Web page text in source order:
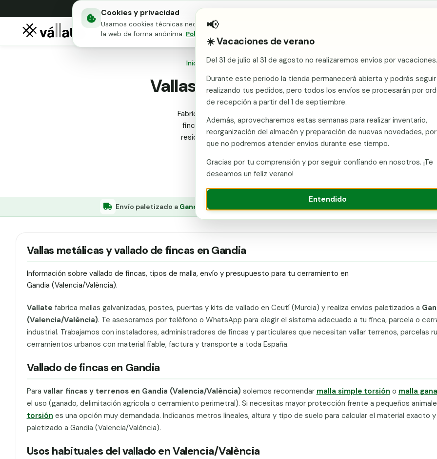
Cookies y privacidad
Usamos cookies técnicas necesarias y, con tu consentimiento, cookies de análisis para mejorar
la web de forma anónima. Política de cookies
📢
☀️ Vacaciones de verano
Del 31 de julio al 31 de agosto no realizaremos envíos por vacaciones.
Durante este periodo la tienda permanecerá abierta y podrás seguir
realizando tus pedidos, pero todos los envíos se procesarán por
de recepción a partir del 1 de septiembre.
Además, aprovecharemos estas semanas para realizar inventario,
reorganización del almacén y preparación de nuevas novedades,
que no podremos atender envíos durante ese tiempo.
Gracias por tu comprensión y por seguir confiando en nosotros. ¡Te
deseamos un feliz verano!
Entendido
Mallas metálicas Puertas para vallado
Inicio /Comunidades/ Valencia/València /Vallas metálicas y vallado de fincas
Vallas metálicas y vallado de fincas
Fabricante en Murcia con envío a Gandia (Valencia/València). Vallas
fincas: mallas, postes, puertas y kits. Combinación de uso agrícola en la
residencial en la costa y demanda industrial en el interior. Presupuesto sin
Llamar ahora Ver catálogo Presupuesto
Envío paletizado a Gandia (Valencia/València)
Vallas metálicas y vallado de fincas en Gandia
Información sobre vallado de fincas, tipos de malla, envío y presupuesto para tu cerramiento en
Gandia (Valencia/València).
Vallate fabrica mallas galvanizadas, postes, puertas y kits de vallado en Ceutí (Murcia) y realiza envíos paletizados a
(Valencia/València). Te asesoramos por teléfono o WhatsApp para elegir el sistema adecuado a tu finca, parcela o
industrial. Trabajamos con instaladores, administradores de fincas y particulares que necesitan vallar terrenos, parcelas
cerramientos urbanos con material fiable, factura y transporte a toda España.
Vallado de fincas en Gandia
Para vallar fincas y terrenos en Gandia (Valencia/València) solemos recomendar malla simple torsión o malla
el uso (ganado, delimitación agrícola o cerramiento perimetral). Si necesitas mayor protección frente a pequeños
torsión es una opción muy demandada. Indícanos metros lineales, altura y tipo de suelo para calcular el material exacto
paletizado a Gandia (Valencia/València).
Usos habituales del vallado en Valencia/València